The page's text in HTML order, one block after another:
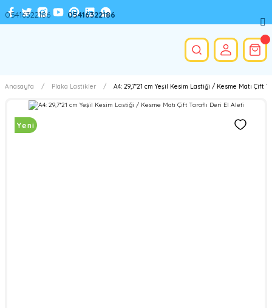
Anasayfa Plaka Lastikler A4: 29,7*21 cm Yeşil Kesim Lastiği / Kesme Matı Çift
Yeni
05416322186 05416322186